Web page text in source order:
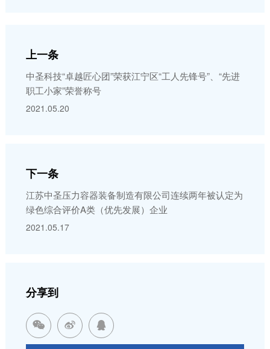
上一条
中圣科技“卓越匠心团”荣获江宁区“工人先锋号”、“先进
职工小家”荣誉称号
2021.05.20
下一条
江苏中圣压力容器装备制造有限公司连续两年被认定为
绿色综合评价A类（优先发展）企业
2021.05.17
分享到
  